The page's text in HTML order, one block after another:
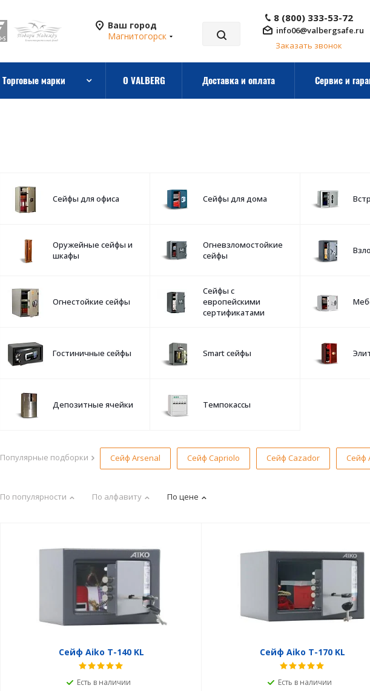
Ваш город
Магнитогорск
8 (800) 333-53-72
info06@valbergsafe.ru
Заказать звонок
Торговые марки О VALBERG Доставка и оплата Сервис и
Сейфы для офиса Сейфы для дома
Оружейные сейфы и
шкафы
Огневзломостойкие
сейфы
Огнестойкие сейфы
Сейфы с
европейскими
сертификатами
Гостиничные сейфы Smart сейфы
Депозитные ячейки Темпокассы
Популярные подборки Сейф Arsenal Сейф Capriolo Сейф Cazador Сейф
По популярности По алфавиту По цене
Сейф Aiko T-140 KL
Есть в наличии
Сейф Aiko T-170 KL
Есть в наличии